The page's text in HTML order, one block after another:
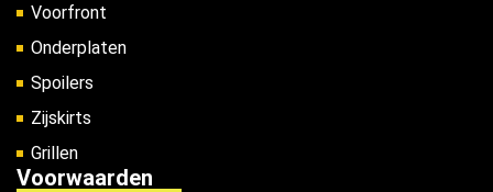
Voorfront
Onderplaten
Spoilers
Zijskirts
Grillen
Voorwaarden